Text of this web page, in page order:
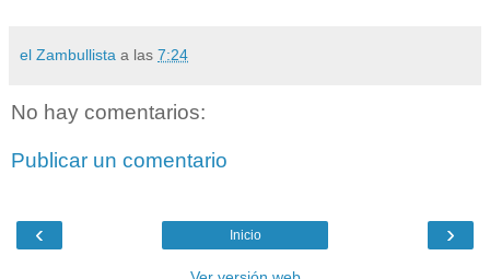
el Zambullista a las 7:24
No hay comentarios:
Publicar un comentario
‹ ›
Inicio